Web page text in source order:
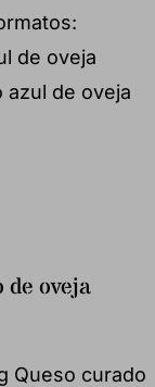
de oveja
azul de oveja
de oveja
Queso curado